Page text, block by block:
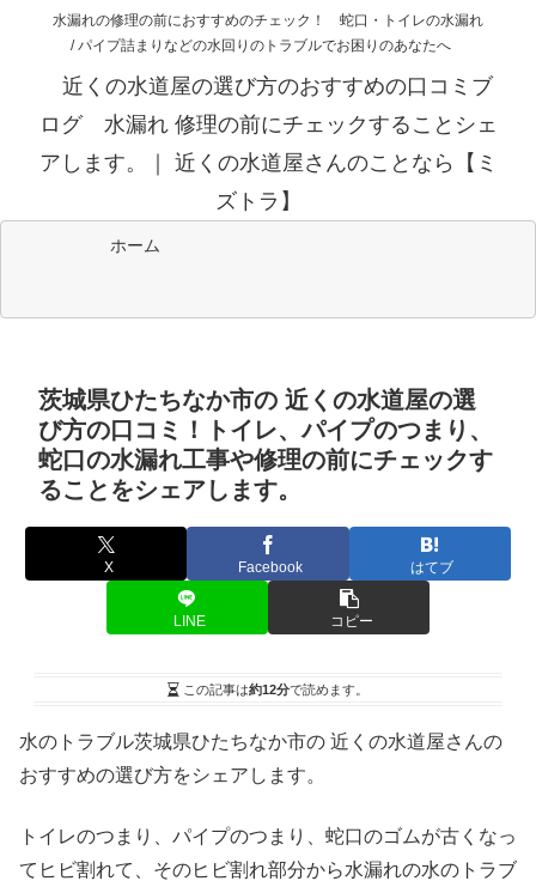
水漏れの修理の前におすすめのチェック！ 蛇口・トイレの水漏れ
/ パイプ詰まりなどの水回りのトラブルでお困りのあなたへ
近くの水道屋の選び方のおすすめの口コミブ
ログ 水漏れ 修理の前にチェックすることシェ
アします。｜ 近くの水道屋さんのことなら【ミ
ズトラ】
ホーム
茨城県ひたちなか市の 近くの水道屋の選
び方の口コミ！トイレ、パイプのつまり、
蛇口の水漏れ工事や修理の前にチェックす
ることをシェアします。
X Facebook はてブ
LINE コピー
この記事は約12分で読めます。
水のトラブル茨城県ひたちなか市の 近くの水道屋さんの
おすすめの選び方をシェアします。
トイレのつまり、パイプのつまり、蛇口のゴムが古くなっ
てヒビ割れて、そのヒビ割れ部分から水漏れの水のトラブ